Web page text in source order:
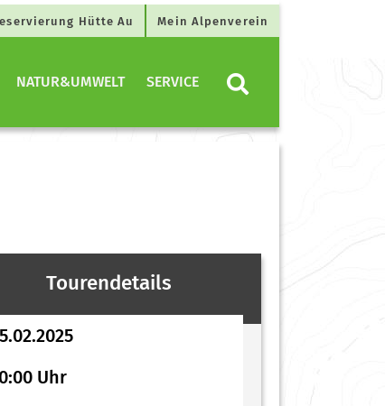
Hütte Au Mein Alpenverein
NATUR&UMWELT SERVICE
Tourendetails
Uhr